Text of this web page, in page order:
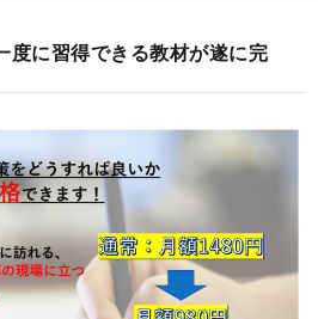
度に習得できる教材が遂に完